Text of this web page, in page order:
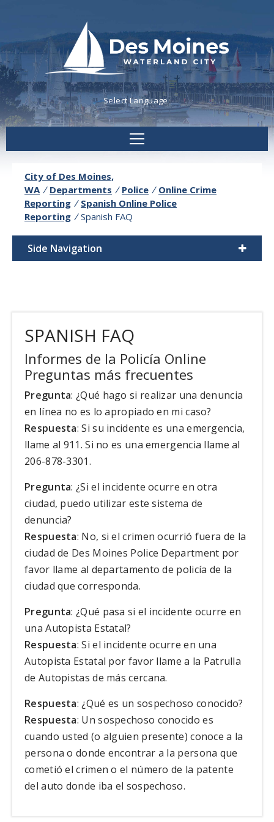
Powered byTranslate
City of Des Moines,
WA / Departments / Police / Online Crime
Reporting / Spanish Online Police
Reporting / Spanish FAQ
Side Navigation
SPANISH FAQ
Informes de la Policía Online
Preguntas más frecuentes
Pregunta: ¿Qué hago si realizar una denuncia
en línea no es lo apropiado en mi caso?
Respuesta: Si su incidente es una emergencia,
llame al 911. Si no es una emergencia llame al
206-878-3301.
Pregunta: ¿Si el incidente ocurre en otra
ciudad, puedo utilizar este sistema de
denuncia?
Respuesta: No, si el crimen ocurrió fuera de la
ciudad de Des Moines Police Department por
favor llame al departamento de policía de la
ciudad que corresponda.
Pregunta: ¿Qué pasa si el incidente ocurre en
una Autopista Estatal?
Respuesta: Si el incidente ocurre en una
Autopista Estatal por favor llame a la Patrulla
de Autopistas de más cercana.
Respuesta: ¿Qué es un sospechoso conocido?
Respuesta: Un sospechoso conocido es
cuando usted (o alguien presente) conoce a la
persona o donde encontrar a la persona que
cometió el crimen o el número de la patente
del auto donde iba el sospechoso.